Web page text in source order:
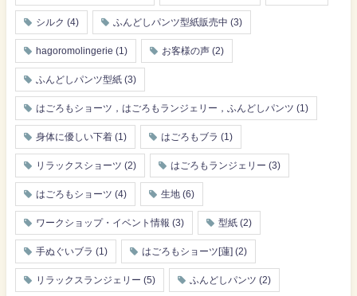
シルク (4) ふんどしパンツ型紙販売中 (3)
hagoromolingerie (1) お客様の声 (2)
ふんどしパンツ型紙 (3)
はごろもショーツ，はごろもランジェリー，ふんどしパンツ (1)
身体に優しい下着 (1) はごろもブラ (1)
リラックスショーツ (2) はごろもランジェリー (3)
はごろもショーツ (4) 生地 (6)
ワークショップ・イベント情報 (3) 型紙 (2)
手ぬぐいブラ (1) はごろもショーツ[蓮] (2)
リラックスランジェリー (5) ふんどしパンツ (2)